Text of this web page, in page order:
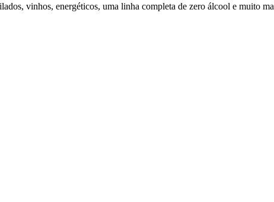
vinhos, energéticos, uma linha completa de zero álcool e muito